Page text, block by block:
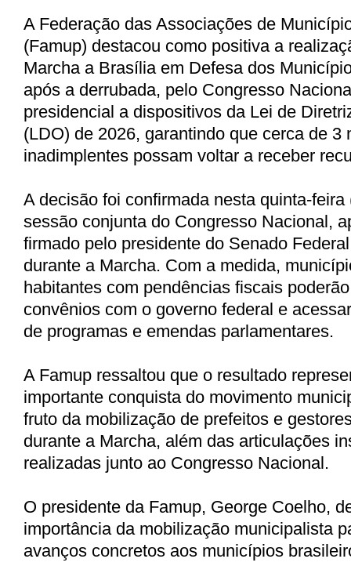
A Federação das Associações de
(Famup) destacou como positiva a
Marcha a Brasília em Defesa dos
após a derrubada, pelo Congresso
presidencial a dispositivos da Lei de
(LDO) de 2026, garantindo que cerca de 3
inadimplentes possam voltar a receber
A decisão foi confirmada nesta quinta-feira
sessão conjunta do Congresso Nacional,
firmado pelo presidente do Senado
durante a Marcha. Com a medida,
habitantes com pendências fiscais
convênios com o governo federal e
de programas e emendas parlamentares.
A Famup ressaltou que o resultado
importante conquista do movimento
fruto da mobilização de prefeitos e
durante a Marcha, além das articulações
realizadas junto ao Congresso Nacional.
O presidente da Famup, George Coelho,
importância da mobilização municipalista
avanços concretos aos municípios